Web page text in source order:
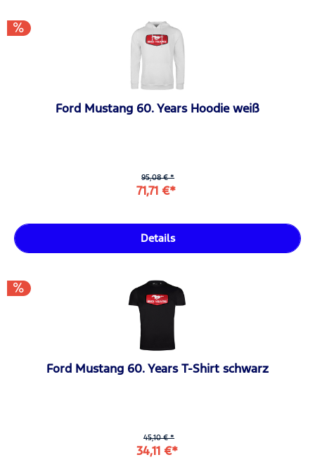
Ford Mustang 60. Years Hoodie weiß
95,08 € *
71,71 €*
Details
Ford Mustang 60. Years T-Shirt schwarz
45,10 € *
34,11 €*